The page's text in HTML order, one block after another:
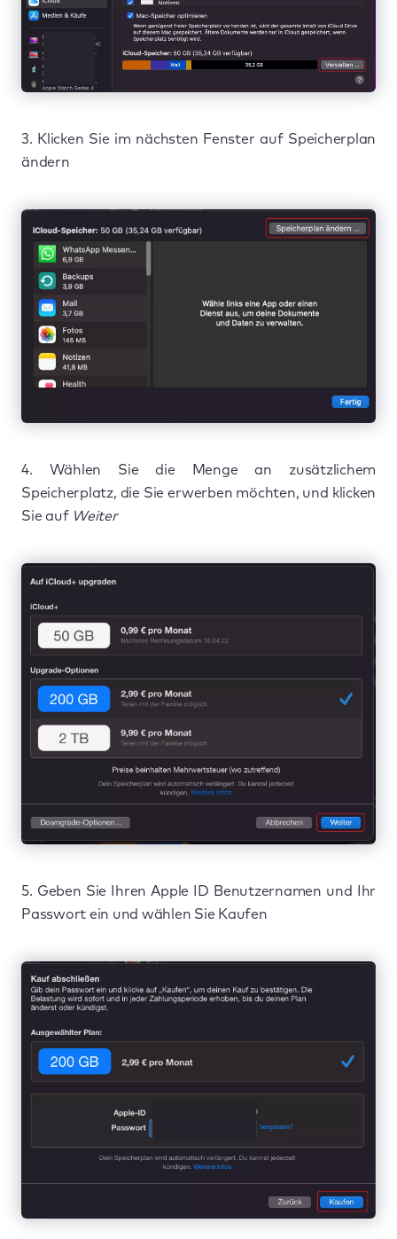
3. Klicken Sie im nächsten Fenster auf Speicherplan
ändern
4. Wählen Sie die Menge an zusätzlichem
Speicherplatz, die Sie erwerben möchten, und klicken
Sie auf Weiter
5. Geben Sie Ihren Apple ID Benutzernamen und Ihr
Passwort ein und wählen Sie Kaufen